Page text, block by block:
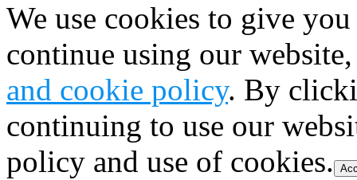
We use cookies to give
continue using our
and cookie policy. By
continuing to use our
policy and use of cookies.